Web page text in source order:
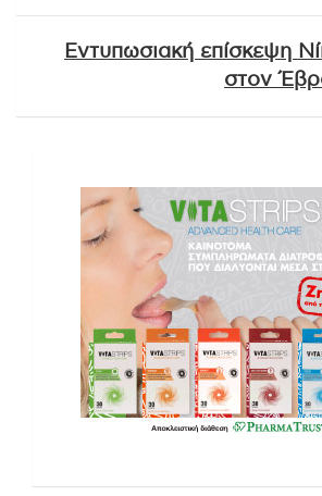
Εντυπωσιακή επίσκεψη
στον